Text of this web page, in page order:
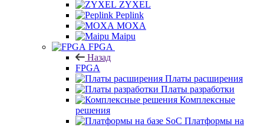
ZYXEL
Peplink
MOXA
Maipu
FPGA
Назад
FPGA
Платы расширения
Платы разработки
Комплексные
решения
Платформы на